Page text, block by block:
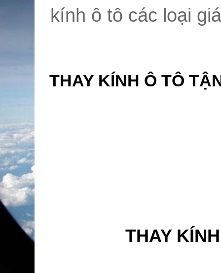
kính ô tô các loại
THAY KÍNH Ô TÔ
THAY